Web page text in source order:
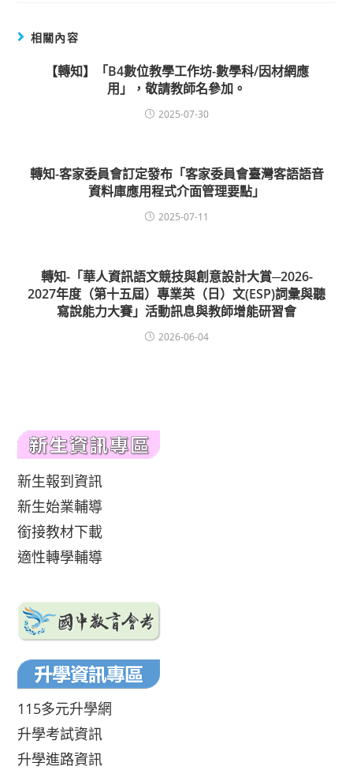
相關內容
【轉知】「B4數位教學工作坊-數學科/因材網應
用」，敬請教師名參加。
2025-07-30
轉知-客家委員會訂定發布「客家委員會臺灣客語語音
資料庫應用程式介面管理要點」
2025-07-11
轉知-「華人資訊語文競技與創意設計大賞─2026-
2027年度（第十五屆）專業英（日）文(ESP)詞彙與聽
寫說能力大賽」活動訊息與教師增能研習會
2026-06-04
新生報到資訊
新生始業輔導
銜接教材下載
適性轉學輔導
115多元升學網
升學考試資訊
升學進路資訊